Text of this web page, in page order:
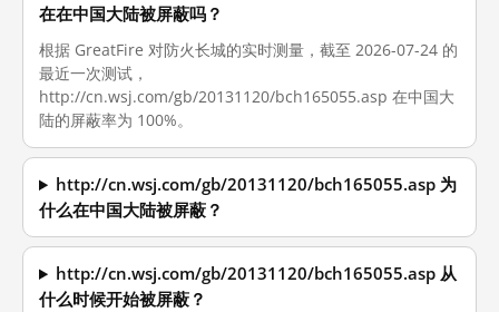
在在中国大陆被屏蔽吗？
根据 GreatFire 对防火长城的实时测量，截至 2026-07-24 的
最近一次测试，
http://cn.wsj.com/gb/20131120/bch165055.asp 在中国大
陆的屏蔽率为 100%。
http://cn.wsj.com/gb/20131120/bch165055.asp 为
什么在中国大陆被屏蔽？
http://cn.wsj.com/gb/20131120/bch165055.asp 从
什么时候开始被屏蔽？